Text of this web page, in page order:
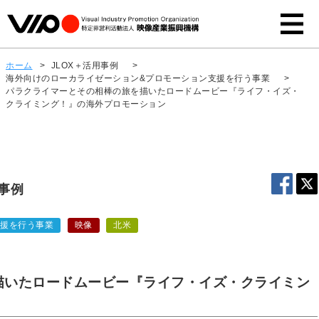
ホーム > JLOX＋活用事例
>
海外向けのローカライゼーション&プロモーション支援を行う事業
>
パラクライマーとその相棒の旅を描いたロードムービー『ライフ・イズ・
クライミング！』の海外プロモーション
例
を行う事業 映像 北米
たロードムービー『ライフ・イズ・クライミン